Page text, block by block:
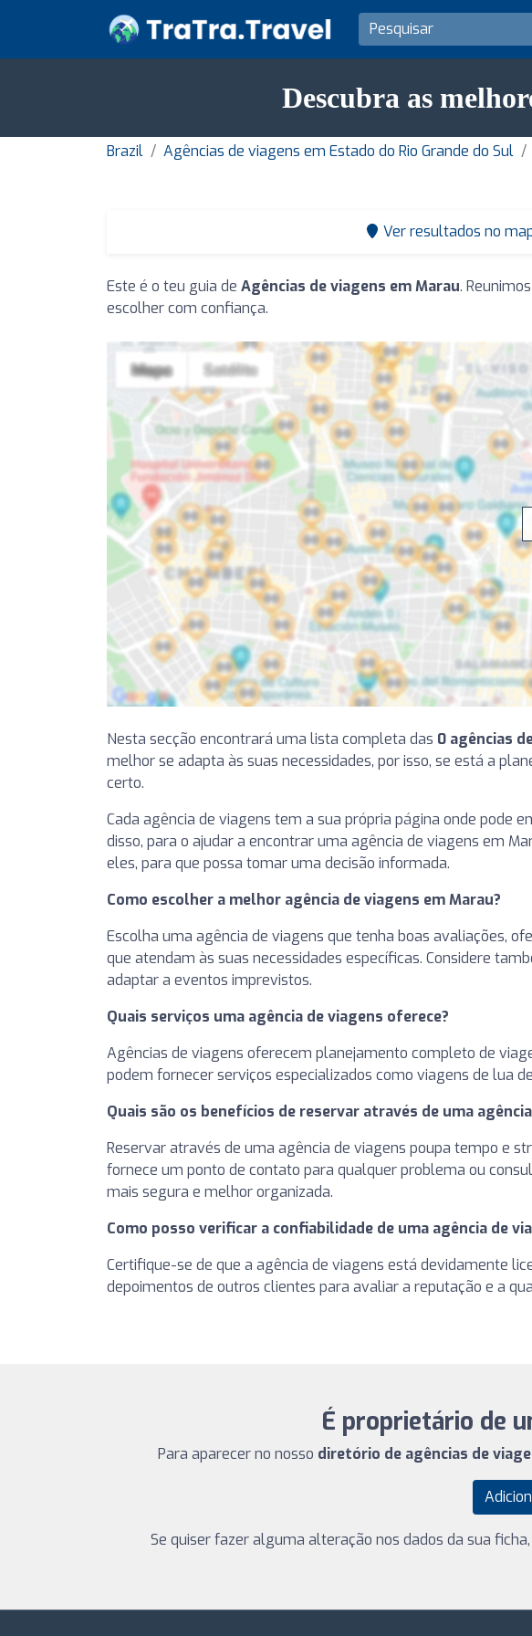
Descubra as
Brazil Agências de viagens em Estado do Rio Grande do Sul
Ver resultados no
Este é o teu guia de Agências de viagens em Marau.
escolher com confiança.
Nesta secção encontrará uma lista completa das 0 agências
melhor se adapta às suas necessidades, por isso, se está a
certo.
Cada agência de viagens tem a sua própria página onde pode
disso, para o ajudar a encontrar uma agência de viagens em
eles, para que possa tomar uma decisão informada.
Como escolher a melhor agência de viagens em Marau?
Escolha uma agência de viagens que tenha boas avaliações,
que atendam às suas necessidades específicas. Considere
adaptar a eventos imprevistos.
Quais serviços uma agência de viagens oferece?
Agências de viagens oferecem planejamento completo de
podem fornecer serviços especializados como viagens de lua
Quais são os benefícios de reservar através de uma
Reservar através de uma agência de viagens poupa tempo e
fornece um ponto de contato para qualquer problema ou
mais segura e melhor organizada.
Como posso verificar a confiabilidade de uma agência de
Certifique-se de que a agência de viagens está devidamente
depoimentos de outros clientes para avaliar a reputação e a
É proprietário de
Para aparecer no nosso diretório de agências de
Se quiser fazer alguma alteração nos dados da sua